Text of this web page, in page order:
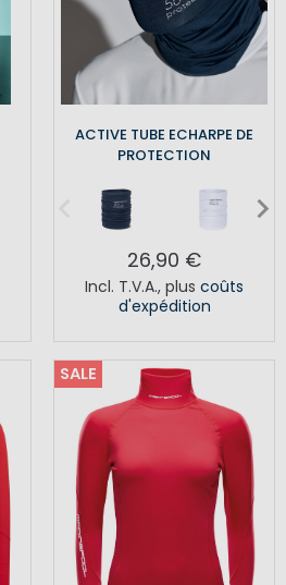
ACTIVE TUBE ECHARPE DE
PROTECTION
26,90 €
Incl. T.V.A., plus coûts
d'expédition
SALE